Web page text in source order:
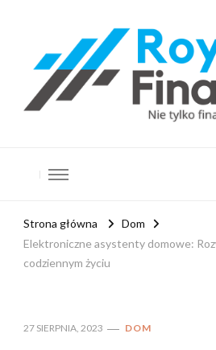
Strona główna
Dom
Elektroniczne asystenty domowe:
codziennym życiu
27 SIERPNIA, 2023 DOM